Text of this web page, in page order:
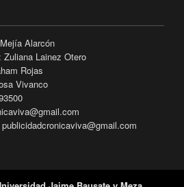
Alarcón
Lainez Otero
Rojas
Vivanco
publicidadcronicaviva@gmail.com